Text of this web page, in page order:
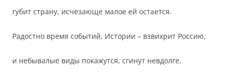
губит страну, исчезающе малое ей остается.
Радостно время событий, Истории – взвихрит Россию,
и небывалые виды покажутся, сгинут невдолге.